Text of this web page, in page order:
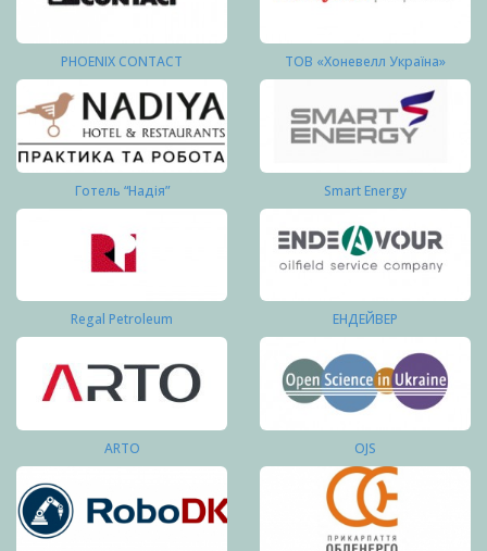
PHOENIX CONTACT ТОВ «Хоневелл Україна»
Готель “Надія” Smart Energy
Regal Petroleum ЕНДЕЙВЕР
ARTO OJS